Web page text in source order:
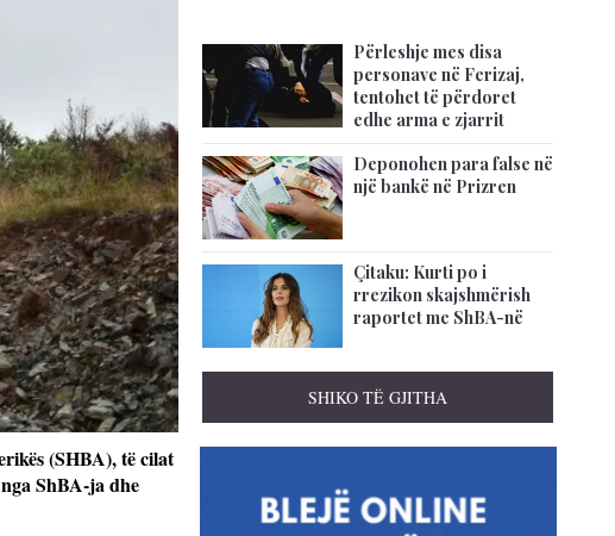
(SHBA), të cilat
ShBA-ja dhe
Përleshje mes disa
personave në Ferizaj,
tentohet të përdoret
edhe arma e zjarrit
Deponohen para false në
një bankë në Prizren
Çitaku: Kurti po i
rrezikon skajshmërish
raportet me ShBA-në
SHIKO TË GJITHA